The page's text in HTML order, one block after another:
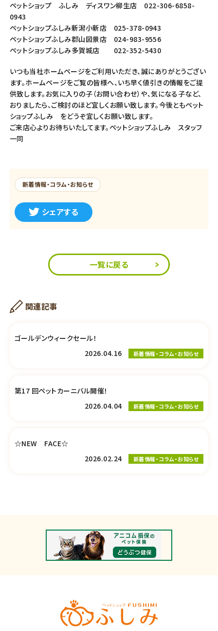
ペットショップ ふしみ ディスワン柳生店 022-306-6858-
0943
ペットショップふしみ新潟小新店 025-378-0943
ペットショップふしみ郡山図景店 024-983-9556
ペットショップふしみ多賀城店 022-352-5430
いつも当社ホームページをご利用いただき、誠にありがとうござい
ます。ホームページをご覧の皆様へ、いち早く値引きの情報をご提
供致します。お気に入りの子（お問い合わせ）や、気になる子など、
おりましたら、ご検討のほど宜しくお願い致します。今後ともペット
ショップふしみ をどうぞ宜しくお願い致します。
ご来店心よりお待ちいたしてます。ペットショップふしみ スタッフ
一同
新着情報・コラム・お知らせ
シェアする
一覧に戻る
関連記事
ゴールデンウィークセール！
2026.04.16
新着情報・コラム・お知らせ
第17 回ペットカーニバル開催！
2026.04.04
新着情報・コラム・お知らせ
☆NEW FACE☆
2026.02.24
新着情報・コラム・お知らせ